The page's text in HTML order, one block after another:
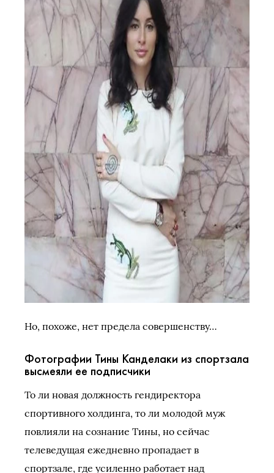
Но, похоже, нет предела совершенству…
Фотографии Тины Канделаки из спортзала
высмеяли ее подписчики
То ли новая должность гендиректора
спортивного холдинга, то ли молодой муж
повлияли на сознание Тины, но сейчас
телеведущая ежедневно пропадает в
спортзале, где усиленно работает над